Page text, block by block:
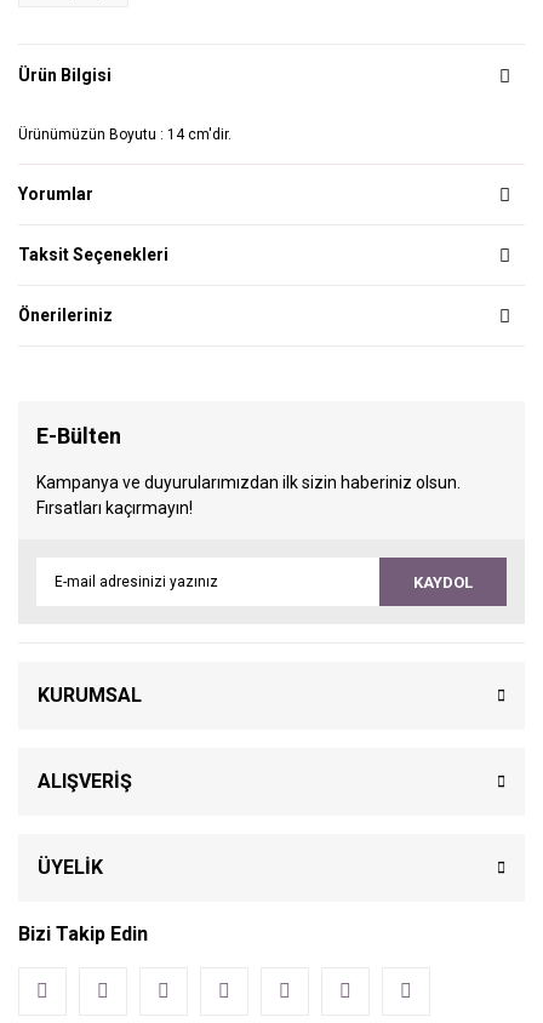
Ürün Bilgisi
Ürünümüzün Boyutu : 14 cm'dir.
Yorumlar
Taksit Seçenekleri
Önerileriniz
E-Bülten
Kampanya ve duyurularımızdan ilk sizin haberiniz olsun.
Fırsatları kaçırmayın!
KAYDOL
KURUMSAL
ALIŞVERİŞ
ÜYELİK
Bizi Takip Edin